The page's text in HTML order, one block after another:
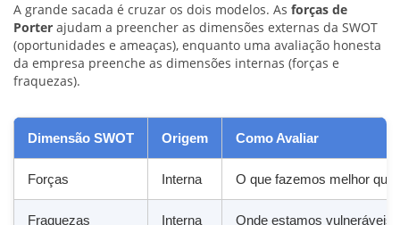
A grande sacada é cruzar os dois modelos. As forças de
Porter ajudam a preencher as dimensões externas da SWOT
(oportunidades e ameaças), enquanto uma avaliação honesta
da empresa preenche as dimensões internas (forças e
fraquezas).
Dimensão SWOT Origem Como Avaliar
Forças Interna O que fazemos melhor que
Fraquezas Interna Onde estamos vulneráveis